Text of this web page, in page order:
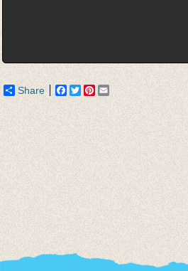
Share Facebook
TwitterPinterest